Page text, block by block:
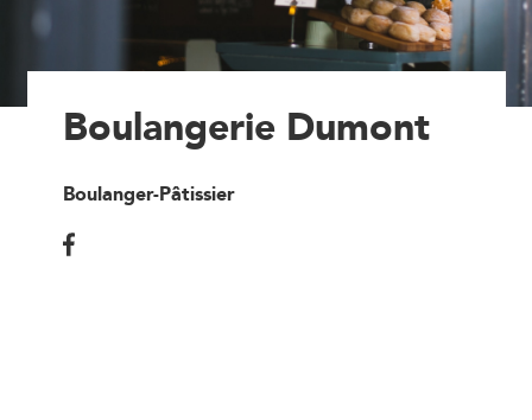
Boulangerie Dumont
Boulanger-Pâtissier